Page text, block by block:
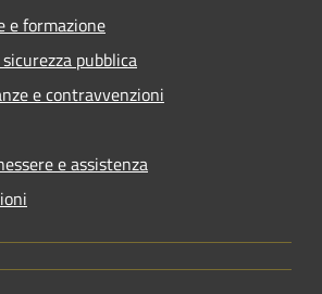
e formazione
pubblica
e contravvenzioni
e assistenza